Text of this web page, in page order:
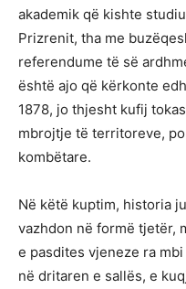
akademik që kishte
Prizrenit, tha me
referendume të së
është ajo që kërkonte
1878, jo thjesht kufij
mbrojtje të territoreve,
kombëtare.
Në këtë kuptim, historia
vazhdon në formë tjetër,
e pasdites vjeneze ra
në dritaren e sallës, e